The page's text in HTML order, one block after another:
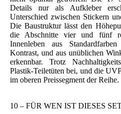
Details nur als Aufkleber
Unterschied zwischen Stickern
Die Baustruktur lässt den
die Abschnitte vier und fünf
Innenleben aus
Kontrast, und aus unüblichen
erkennbar. Trotz
Plastik-Teiletüten bei, und die
im oberen Preissegment der Reihe.
10 – FÜR WEN IST DIESES